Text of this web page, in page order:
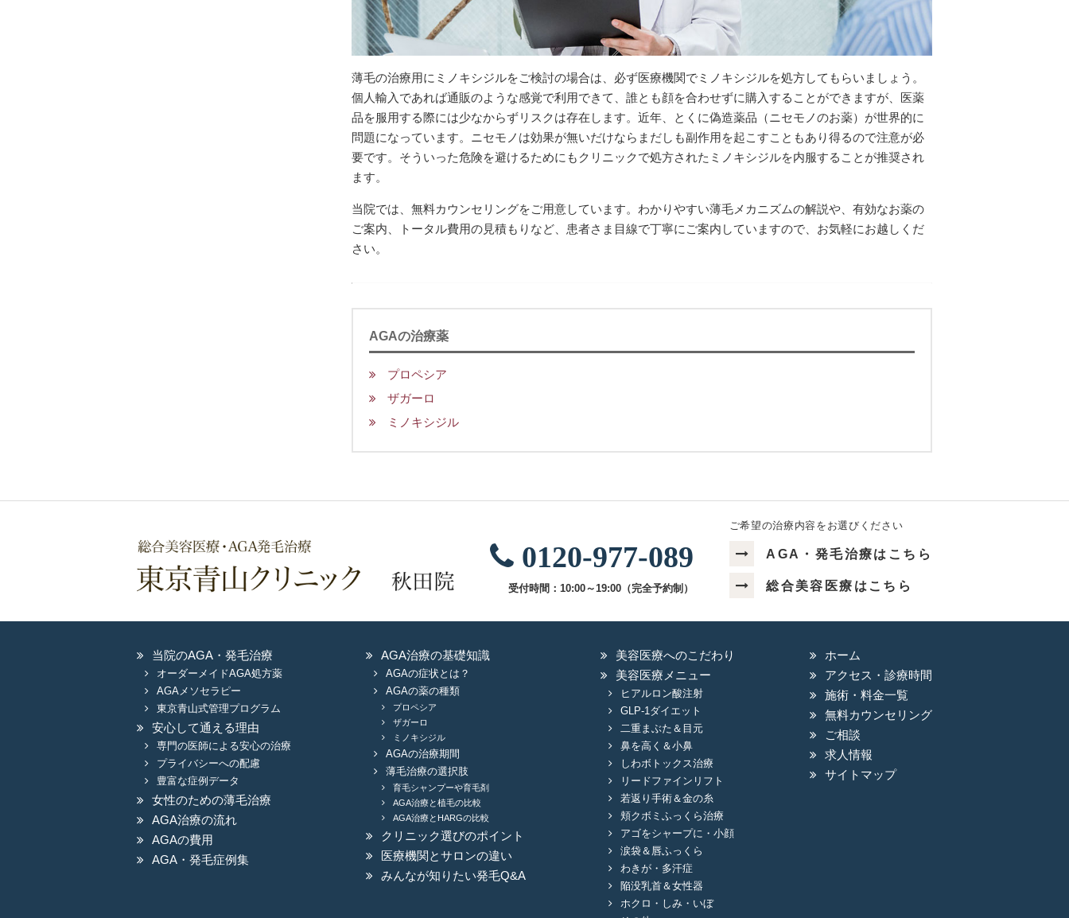
薄毛の治療用にミノキシジルをご検討の場合は、必ず医療機関でミノキシジルを処方してもらいましょう。
個人輸入であれば通販のような感覚で利用できて、誰とも顔を合わせずに購入することができますが、医薬
品を服用する際には少なからずリスクは存在します。近年、とくに偽造薬品（ニセモノのお薬）が世界的に
問題になっています。ニセモノは効果が無いだけならまだしも副作用を起こすこともあり得るので注意が必
要です。そういった危険を避けるためにもクリニックで処方されたミノキシジルを内服することが推奨され
ます。
当院では、 無料カウンセリングをご用意しています。わかりやすい薄毛メカニズムの解説や、有効なお薬の
ご案内、トータル費用の見積もりなど、患者さま目線で丁寧にご案内していますので、お気軽にお越しくだ
さい。
AGAの治療薬
プロペシア
ザガーロ
ミノキシジル
0120-977-089
受付時間：10:00～19:00（完全予約制）
ご希望の治療内容をお選びください
AGA・発毛治療はこちら
総合美容医療はこちら
当院のAGA・発毛治療
オーダーメイドAGA処方薬
AGAメソセラピー
東京青山式管理プログラム
安心して通える理由
専門の医師による安心の治療
プライバシーへの配慮
豊富な症例データ
女性のための薄毛治療
AGA治療の流れ
AGAの費用
AGA・発毛症例集
AGA治療の基礎知識
AGAの症状とは？
AGAの薬の種類
プロペシア
ザガーロ
ミノキシジル
AGAの治療期間
薄毛治療の選択肢
育毛シャンプーや育毛剤
AGA治療と植毛の比較
AGA治療とHARGの比較
クリニック選びのポイント
医療機関とサロンの違い
みんなが知りたい発毛Q&A
美容医療へのこだわり
美容医療メニュー
ヒアルロン酸注射
GLP-1ダイエット
二重まぶた＆目元
鼻を高く＆小鼻
しわボトックス治療
リードファインリフト
若返り手術＆金の糸
頬クボミふっくら治療
アゴをシャープに・小顔
涙袋＆唇ふっくら
わきが・多汗症
陥没乳首＆女性器
ホクロ・しみ・いぼ
ホーム
アクセス・診療時間
施術・料金一覧
無料カウンセリング
ご相談
求人情報
サイトマップ